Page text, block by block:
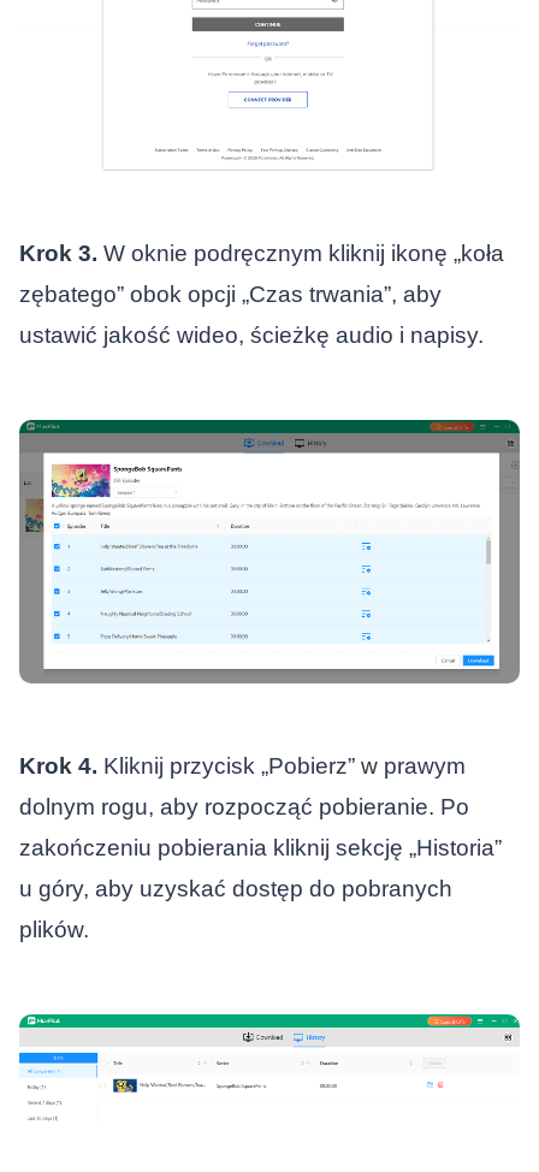
Krok 3. W oknie podręcznym kliknij ikonę „koła
zębatego” obok opcji „Czas trwania”, aby
ustawić jakość wideo, ścieżkę audio i napisy.
Krok 4. Kliknij przycisk „Pobierz” w prawym
dolnym rogu, aby rozpocząć pobieranie. Po
zakończeniu pobierania kliknij sekcję „Historia”
u góry, aby uzyskać dostęp do pobranych
plików.